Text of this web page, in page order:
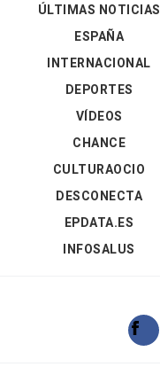
ÚLTIMAS NOTICIAS
ESPAÑA
INTERNACIONAL
DEPORTES
VÍDEOS
CHANCE
CULTURAOCIO
DESCONECTA
EPDATA.ES
INFOSALUS